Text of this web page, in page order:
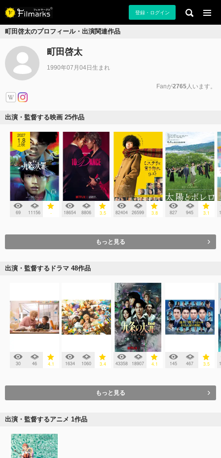
登録・ログイン
町田啓太のプロフィール・出演関連作品
町田啓太
1990年07月04日生まれ
Fanが2765人います。
出演・監督する映画 25作品
2027
1.8
上映
69 11156 - 18654 8806 3.5 82404 26599 3.8 827 945 3.1
もっと見る
出演・監督するドラマ 48作品
30 46 4.1 1634 1060 3.4 43358 18907 4.1 145 467 3.5
もっと見る
出演・監督するアニメ 1作品